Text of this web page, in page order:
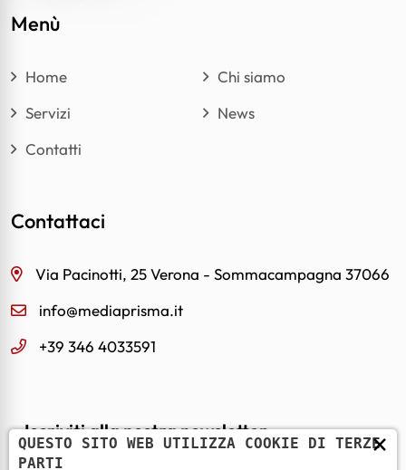
Menù
Home
Chi siamo
Servizi
News
Contatti
Contattaci
Via Pacinotti, 25 Verona - Sommacampagna 37066
info@mediaprisma.it
+39 346 4033591
Iscriviti alla nostra newsletter ×
QUESTO SITO WEB UTILIZZA COOKIE DI TERZE
PARTI